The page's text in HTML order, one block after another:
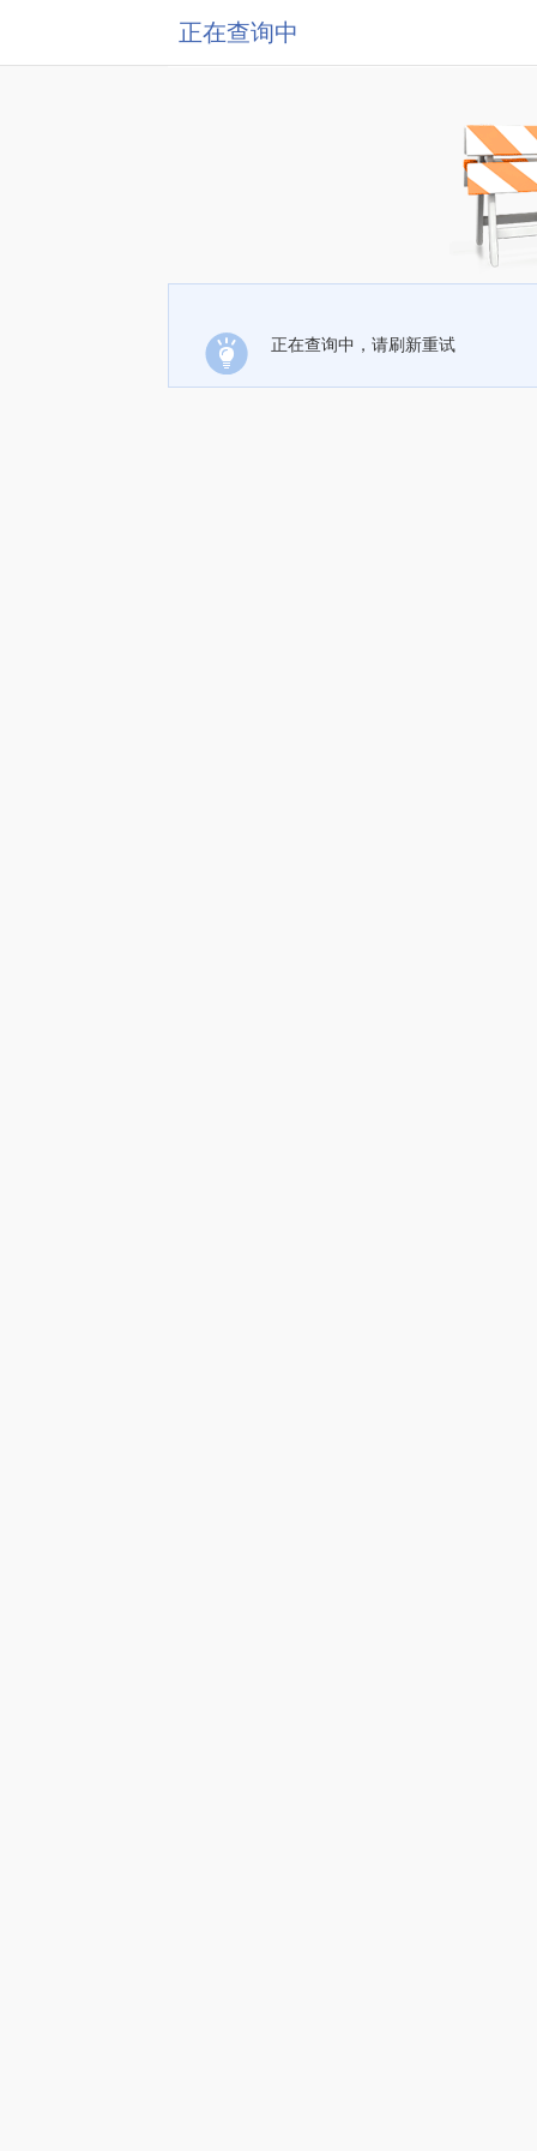
正在查询中
正在查询中，请刷新重试